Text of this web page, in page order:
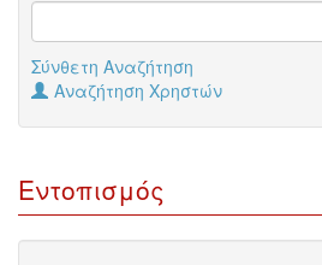
Σύνθετη Αναζήτηση
Αναζήτηση Χρηστών
Εντοπισμός